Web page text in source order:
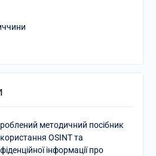
методичний посібник
OSINT та
інформації про